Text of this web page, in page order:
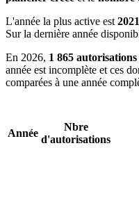
L'année la plus active est 2021
Sur la dernière année
En 2026, 1 865 autorisations
année est incomplète et ces
comparées à une année
Année
Nbre
d'autorisations